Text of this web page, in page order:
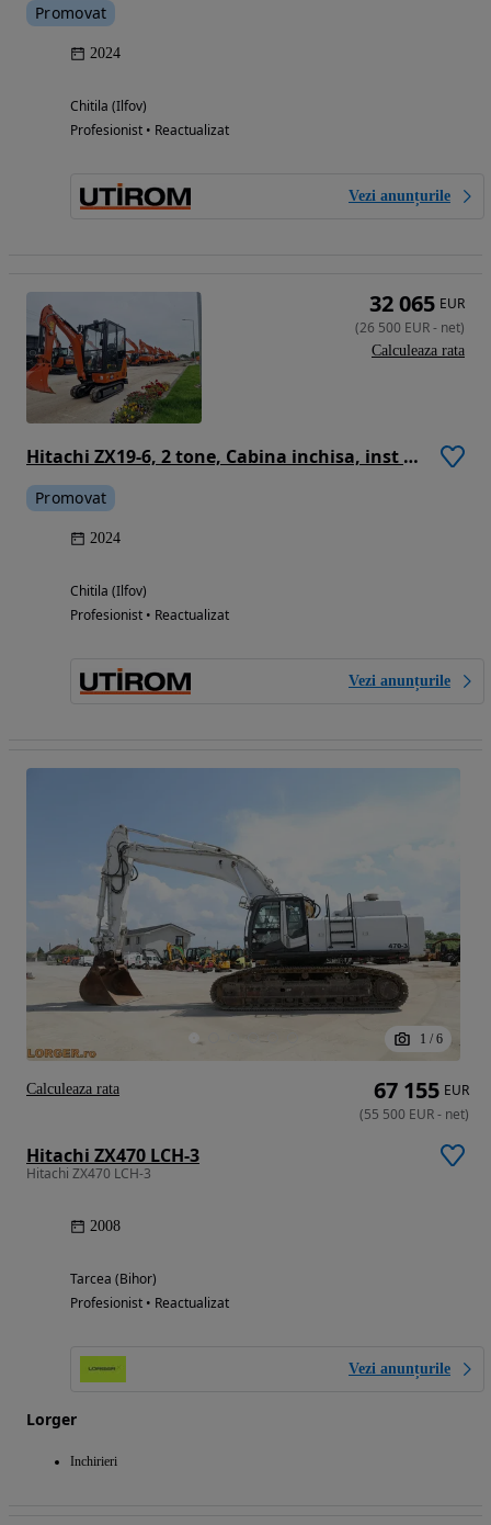
Promovat
2024
Chitila (Ilfov)
Profesionist • Reactualizat
Vezi anunțurile
Hitachi ZX19-6, 2 tone, Cabina inchisa, inst picon, senie extensibile, cupa lat 400mm, garantie 1 an, posibilitate leasing, produsa in JAPONIA-PROMOTIE 26500 EUR+Tva
Promovat
2024
Chitila (Ilfov)
Profesionist • Reactualizat
Vezi anunțurile
32 065 EUR
(26 500 EUR- net)
Calculeaza rata
1 / 6
Hitachi ZX470 LCH-3
Hitachi ZX470 LCH-3
2008
Tarcea (Bihor)
Profesionist • Reactualizat
Vezi anunțurile
Lorger
Inchirieri
67 155 EUR
(55 500 EUR- net)
Calculeaza rata